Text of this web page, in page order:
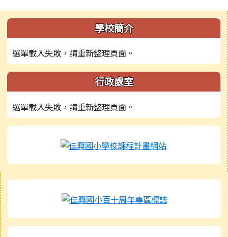
左邊區域內容 學校簡介
選單載入失敗，請重新整理頁面。
行政處室
選單載入失敗，請重新整理頁面。
右邊區域內容